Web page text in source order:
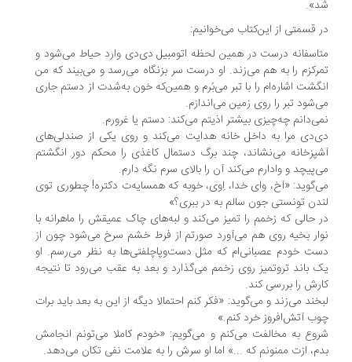
قسمتی از این‌کتاب می‌خوانیم:
درست در همین لحظه اتومبیل دی‌دی وارد حیاط می‌شود و
را به هم می‌زند. او درست سر بزنگاه می‌رسد و می‌بیند که من
اشاره‌ام را با تبر می‌بُرم و همین‌که خون به‌شدت از دستم جاری
تبر را روی زمین می‌اندازم.
چه‌چیزی بیشتر اذیتم می‌کند: دستم یا غرورم.
مرا به داخل خانه هدایت می‌کند و روی یکی از صندلی‌های
می‌نشاند، چند برگ دستمال کاغذی را محکم دور انگشتم
و وادارم می‌کند آن را بالای سرم نگه دارم.
«آخ، وای خدا، اِوی، خوبه که همسایه‌ت دکتره! چطوری توی
تونستی جون سالم به در ببری؟»
حالی که زخمم را تمیز می‌کند و لبه‌های چاک عمیقش را ماهرانه با
بخیه روی هم می‌آورد صورتم از فرط خشم سرخ می‌شود چون از
خودم عصبانی‌ام که مثل دست‌وپاچلفتی‌ها به نظر می‌رسم. او
باند تروتمیز روی زخمم می‌گذارد و بعد به عقب می‌رود تا نتیجه
را بررسی کند.
می‌زند و می‌گوید: «فکر کنم احتمالا دیگه از این به بعد باید برات
آتش‌افروز خرد کنم.»
به مخالفت می‌کنم و می‌گویم: «خودم کاملا می‌تونم انجامش
ازت ممنونم که ...» اما او سرش را به علامت نفی تکان می‌دهد.